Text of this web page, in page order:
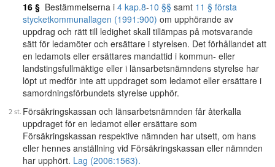
16 § Bestämmelserna i 4 kap.8-10 §§ samt 11 § första
stycketkommunallagen (1991:900) om upphörande av
uppdrag och rätt till ledighet skall tillämpas på motsvarande
sätt för ledamöter och ersättare i styrelsen. Det förhållandet att
en ledamots eller ersättares mandattid i kommun- eller
landstingsfullmäktige eller i länsarbetsnämndens styrelse har
löpt ut medför inte att uppdraget som ledamot eller ersättare i
samordningsförbundets styrelse upphör.
Försäkringskassan och länsarbetsnämnden får återkalla
uppdraget för en ledamot eller ersättare som
Försäkringskassan respektive nämnden har utsett, om hans
eller hennes anställning vid Försäkringskassan eller nämnden
har upphört. Lag (2006:1563).